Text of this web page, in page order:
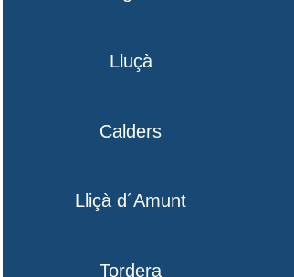
Lluçà
Calders
Lliçà d´Amunt
Tordera